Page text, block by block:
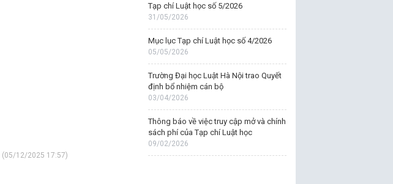
(05/12/2025 17:57)
Tạp chí Luật học số 5/2026
31/05/2026
Mục lục Tạp chí Luật học số 4/2026
05/05/2026
Trường Đại học Luật Hà Nội trao Quyết
định bổ nhiệm cán bộ
03/04/2026
Thông báo về việc truy cập mở và chính
sách phí của Tạp chí Luật học
09/02/2026